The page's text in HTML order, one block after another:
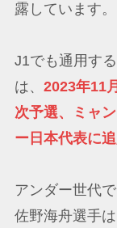
露しています。
J1でも通用す
は、 2023年11
次予選、ミャ
ー日本代表に
アンダー世代
佐野海舟選手は